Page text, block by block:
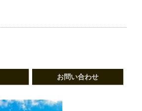
お問い合わせ